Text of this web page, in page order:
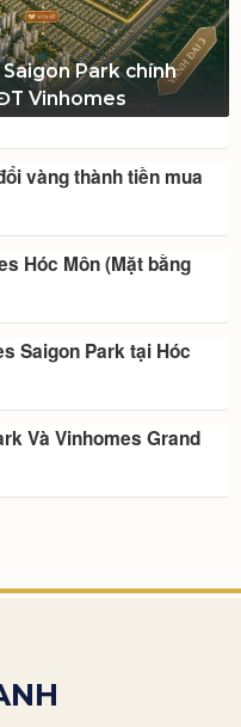
Park chính
Vinhomes
vàng thành tiền mua
Hóc Môn (Mặt bằng
Saigon Park tại Hóc
Và Vinhomes Grand